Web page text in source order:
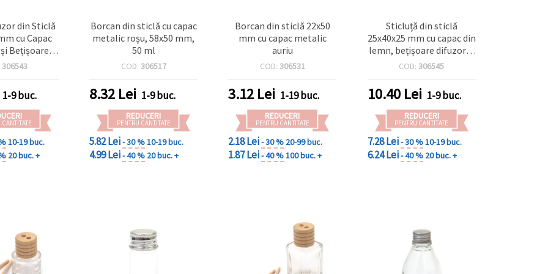
din Sticlă
cu Capac
Bețișoare
306543
1-9 buc.
CANTITATE
10-19 buc.
20 buc. +
Borcan din sticlă cu capac
metalic roșu, 58x50 mm,
50 ml
COD: 306517
8.32 Lei 1-9 buc.
REDUCERI
PENTRU CANTITATE
5.82 Lei- 30 %10-19 buc.
4.99 Lei- 40 % 20 buc. +
Borcan din sticlă 22x50
mm cu capac metalic
auriu
COD: 306531
3.12 Lei 1-19 buc.
REDUCERI
PENTRU CANTITATE
2.18 Lei- 30 % 20-99 buc.
1.87 Lei- 40 %100 buc. +
Sticluță din sticlă
25x40x25 mm cu capac din
lemn, bețișoare difuzor și
clemă pentru parfum,
COD:306545
10.40Lei 1-9 buc.
REDUCERI
PENTRU CANTITATE
7.28 Lei- 30 %10-19 buc.
6.24 Lei- 40 % 20 buc. +